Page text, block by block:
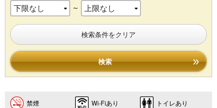
～
検索条件をクリア
検索
禁煙 Wi-Fiあり トイレあり